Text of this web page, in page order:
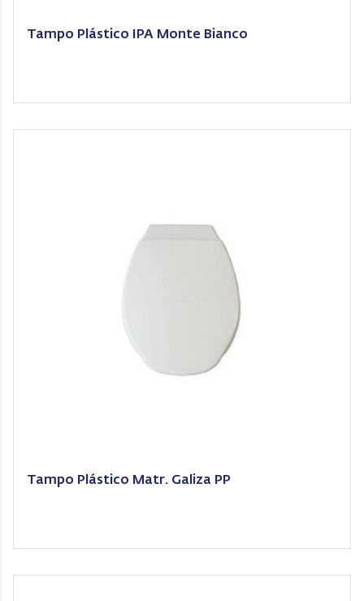
Tampo Plástico IPA Monte Bianco
Tampo Plástico Matr. Galiza PP